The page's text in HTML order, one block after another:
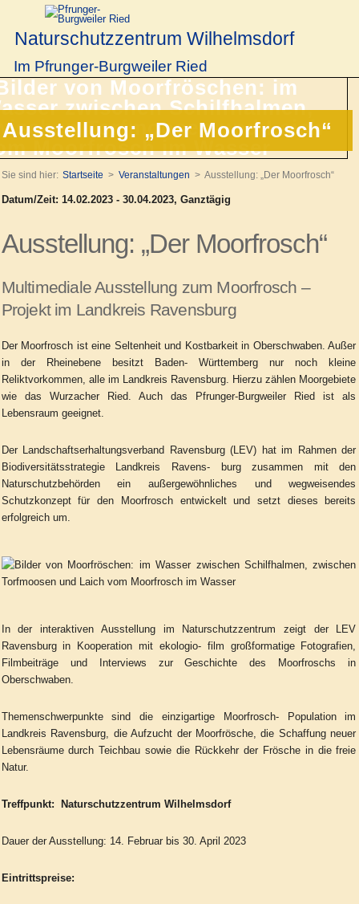
Naturschutzzentrum Wilhelmsdorf
Im Pfrunger-Burgweiler Ried
Ausstellung: „Der Moorfrosch“
Sie sind hier: Startseite Veranstaltungen Ausstellung: „Der Moorfrosch“
Datum/Zeit: 14.02.2023 - 30.04.2023, Ganztägig
Ausstellung: „Der Moorfrosch“
Multimediale Ausstellung zum Moorfrosch –
Projekt im Landkreis Ravensburg
Der Moorfrosch ist eine Seltenheit und Kostbarkeit in Oberschwaben. Außer
in der Rheinebene besitzt Baden- Württemberg nur noch kleine
Reliktvorkommen, alle im Landkreis Ravensburg. Hierzu zählen Moorgebiete
wie das Wurzacher Ried. Auch das Pfrunger-Burgweiler Ried ist als
Lebensraum geeignet.
Der Landschaftserhaltungsverband Ravensburg (LEV) hat im Rahmen der
Biodiversitätsstrategie Landkreis Ravens- burg zusammen mit den
Naturschutzbehörden ein außergewöhnliches und wegweisendes
Schutzkonzept für den Moorfrosch entwickelt und setzt dieses bereits
erfolgreich um.
In der interaktiven Ausstellung im Naturschutzzentrum zeigt der LEV
Ravensburg in Kooperation mit ekologio- film großformatige Fotografien,
Filmbeiträge und Interviews zur Geschichte des Moorfroschs in
Oberschwaben.
Themenschwerpunkte sind die einzigartige Moorfrosch- Population im
Landkreis Ravensburg, die Aufzucht der Moorfrösche, die Schaffung neuer
Lebensräume durch Teichbau sowie die Rückkehr der Frösche in die freie
Natur.
Treffpunkt: Naturschutzzentrum Wilhelmsdorf
Dauer der Ausstellung: 14. Februar bis 30. April 2023
Eintrittspreise: